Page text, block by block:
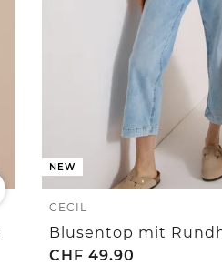
NEW
CECIL
CHF 49.90